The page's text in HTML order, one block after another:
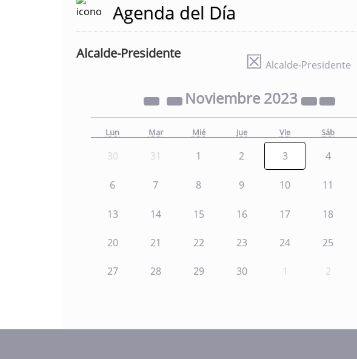
Agenda del Día
Alcalde-Presidente ☒ Alcalde-Presidente
Noviembre 2023
Lun Mar Mié Jue Vie Sáb
30 31 1 2 3 4
6 7 8 9 10 11
13 14 15 16 17 18
20 21 22 23 24 25
27 28 29 30 1 2